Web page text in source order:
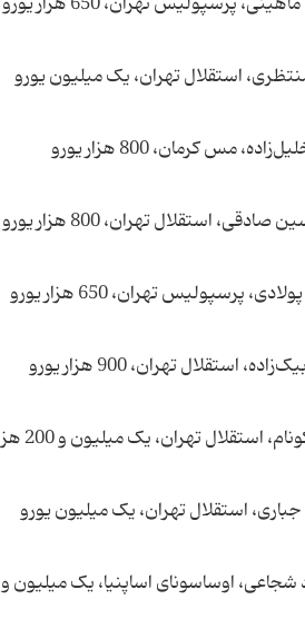
استقلال تهران، ‌یک میلیون یورو
مس‌ کرمان، 800 هزار یورو
استقلال تهران، 800 هزار یورو
پرسپولیس تهران، 650 هزار یورو
استقلال تهران، ‌900 هزار یورو
‌استقلال تهران، یک میلیون و 200 هزار یورو
استقلال تهران،‌ یک میلیون یورو
‌اوساسونای اساپنیا، یک میلیون و 200 هزار یورو